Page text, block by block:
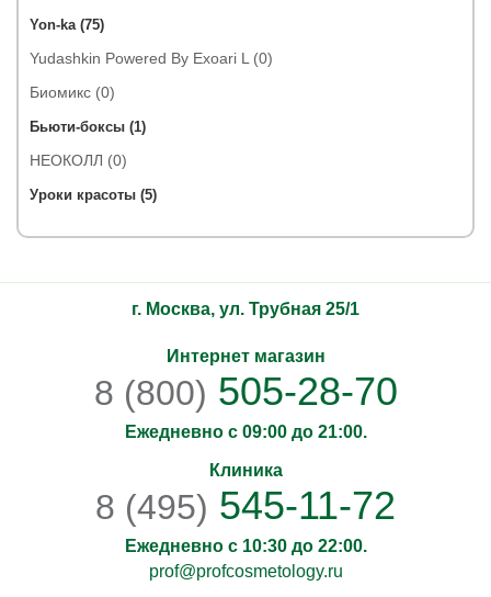
Yon-ka (75)
Yudashkin Powered By Exoari L (0)
Биомикс (0)
Бьюти-боксы (1)
НЕОКОЛЛ (0)
Уроки красоты (5)
г. Москва, ул. Трубная 25/1
Интернет магазин
8 (800) 505-28-70
Ежедневно с 09:00 до 21:00.
Клиника
8 (495) 545-11-72
Ежедневно с 10:30 до 22:00.
prof@profcosmetology.ru